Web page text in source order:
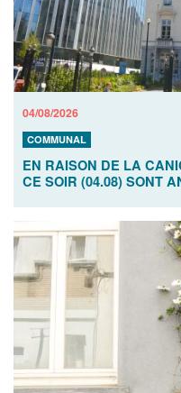
04/08/2026
COMMUNAL
EN RAISON DE LA
CE SOIR (04.08) SONT